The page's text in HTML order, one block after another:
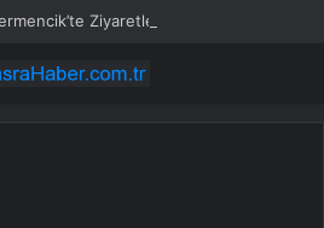
Ziyaretler Gerçekleştirdi